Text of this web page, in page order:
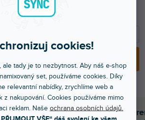
cookies!
ale tady je to nezbytnost. Aby náš e-shop
set, používáme cookies. Díky
relevantní nabídky, zrychlíme web a
z nakupování. Cookies používáme mimo
reklam. Naše ochrana osobních údajů.
VŠE“ dáš svolení ke všem
15:00 Poradíme s